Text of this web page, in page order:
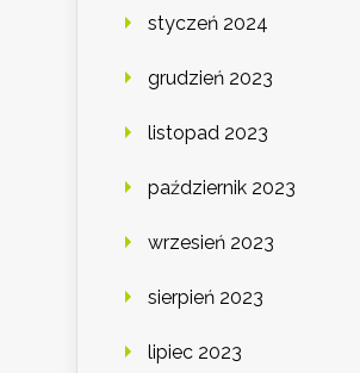
styczeń 2024
grudzień 2023
listopad 2023
październik 2023
wrzesień 2023
sierpień 2023
lipiec 2023